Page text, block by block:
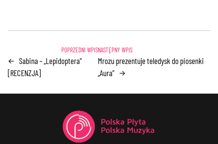
← Sabina – „Lepidoptera”
[RECENZJA]
Mrozu prezentuje teledysk do piosenki
„Aura” →